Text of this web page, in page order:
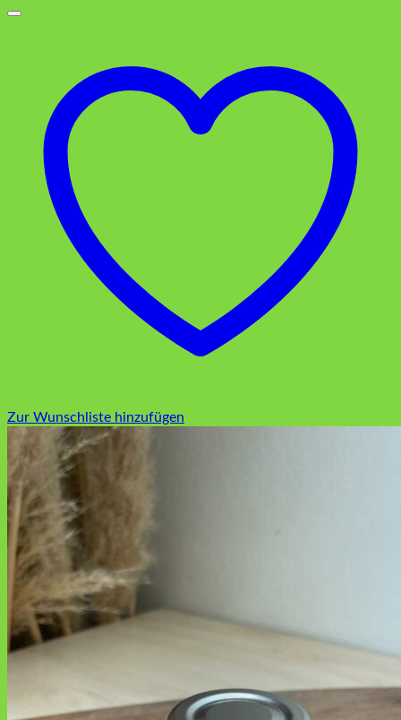
Zur Wunschliste hinzufügen